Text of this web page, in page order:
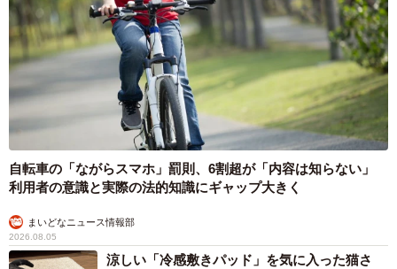
自転車の「ながらスマホ」罰則、6割超が「内容は知らない」
利用者の意識と実際の法的知識にギャップ大きく
まいどなニュース情報部
2026.08.05
涼しい「冷感敷きパッド」を気に入った猫さ